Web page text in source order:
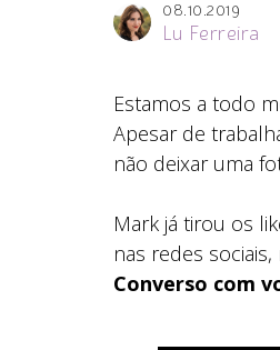
08.10.2019
Lu Ferreira
Estamos a todo
Apesar de
não deixar uma
Mark já tirou os
nas redes
Converso com